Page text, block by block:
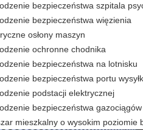
bezpieczeństwa szpitala
bezpieczeństwa więzienia
osłony maszyn
ochronne chodnika
bezpieczeństwa na lotnisku
bezpieczeństwa portu
podstacji elektrycznej
bezpieczeństwa gazociągów
mieszkalny o wysokim poziomie